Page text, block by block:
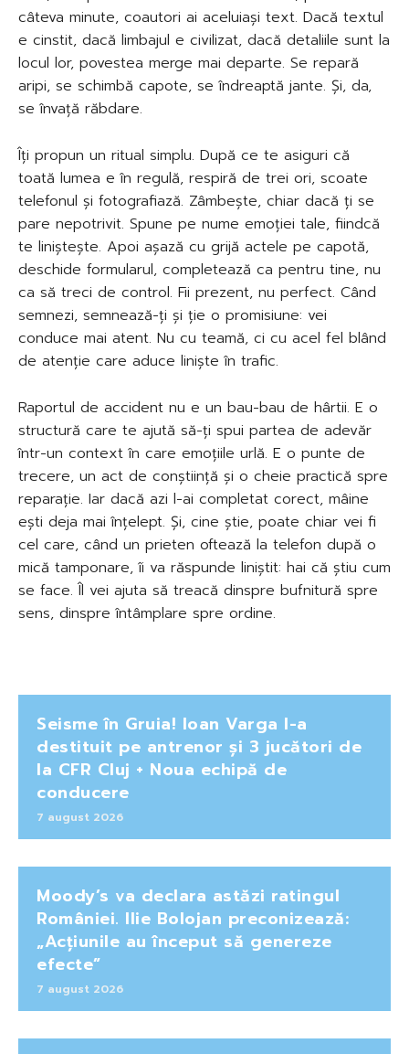
câteva minute, coautori ai aceluiași text. Dacă textul
e cinstit, dacă limbajul e civilizat, dacă detaliile sunt la
locul lor, povestea merge mai departe. Se repară
aripi, se schimbă capote, se îndreaptă jante. Și, da,
se învață răbdare.
Îți propun un ritual simplu. După ce te asiguri că
toată lumea e în regulă, respiră de trei ori, scoate
telefonul și fotografiază. Zâmbește, chiar dacă ți se
pare nepotrivit. Spune pe nume emoției tale, fiindcă
te liniștește. Apoi așază cu grijă actele pe capotă,
deschide formularul, completează ca pentru tine, nu
ca să treci de control. Fii prezent, nu perfect. Când
semnezi, semnează-ți și ție o promisiune: vei
conduce mai atent. Nu cu teamă, ci cu acel fel blând
de atenție care aduce liniște în trafic.
Raportul de accident nu e un bau-bau de hârtii. E o
structură care te ajută să-ți spui partea de adevăr
într-un context în care emoțiile urlă. E o punte de
trecere, un act de conștiință și o cheie practică spre
reparație. Iar dacă azi l-ai completat corect, mâine
ești deja mai înțelept. Și, cine știe, poate chiar vei fi
cel care, când un prieten oftează la telefon după o
mică tamponare, îi va răspunde liniștit: hai că știu cum
se face. Îl vei ajuta să treacă dinspre bufnitură spre
sens, dinspre întâmplare spre ordine.
Seisme în Gruia! Ioan Varga l-a
destituit pe antrenor și 3 jucători de
la CFR Cluj + Noua echipă de
conducere
7 august 2026
Moody’s va declara astăzi ratingul
României. Ilie Bolojan preconizează:
„Acțiunile au început să genereze
efecte”
7 august 2026